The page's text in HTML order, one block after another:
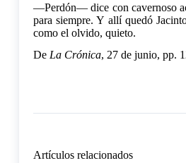
—Perdón— dice con cavernoso
para siempre. Y allí quedó
como el olvido, quieto.
De La Crónica, 27 de junio, pp.
Artículos relacionados